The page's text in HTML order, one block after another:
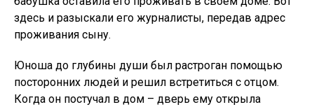
здесь и разыскали его журналисты, передав адрес
проживания сыну.
Юноша до глубины души был растроган помощью
посторонних людей и решил встретиться с отцом.
Когда он постучал в дом – дверь ему открыла